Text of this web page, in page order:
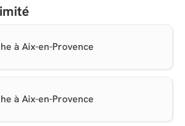
à Aix-en-Provence
à Aix-en-Provence